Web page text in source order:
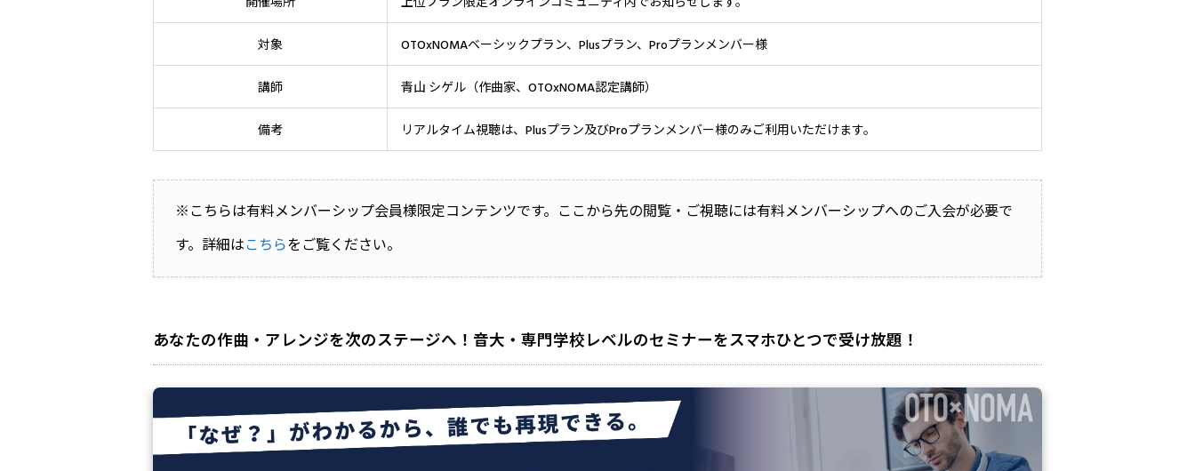
対象 OTOxNOMAベーシックプラン、Plusプラン、Proプランメンバー様
講師 青山 シゲル（作曲家、OTOxNOMA認定講師）
備考 リアルタイム視聴は、Plusプラン及びProプランメンバー様のみご利用いただけます。
※こちらは有料メンバーシップ会員様限定コンテンツです。ここから先の閲覧・ご視聴には有料メンバーシップへのご入会が必要で
す。詳細はこちらをご覧ください。
あなたの作曲・アレンジを次のステージへ！音大・専門学校レベルのセミナーをスマホひとつで受け放題！